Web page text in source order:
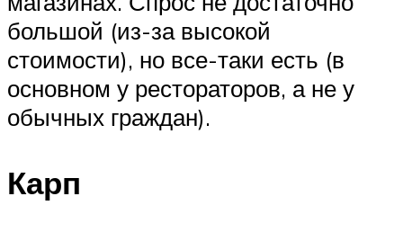
большой (из-за высокой
стоимости), но все-таки есть (в
основном у рестораторов, а не у
обычных граждан).
Карп